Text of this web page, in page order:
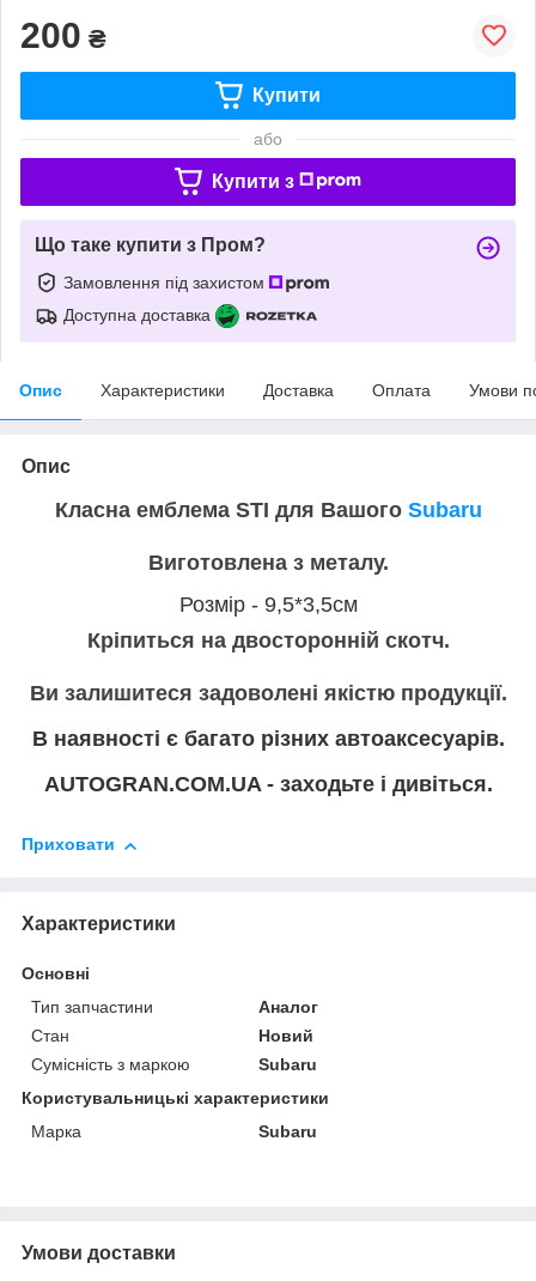
200 ₴
Купити
або
Купити з
Що таке купити з Пром?
Замовлення під захистом
Доступна доставка
Опис Характеристики Доставка Оплата Умови
Опис
Класна емблема STI для Вашого Subaru
Виготовлена з металу.
Розмір - 9,5*3,5см
Кріпиться на двосторонній скотч.
Ви залишитеся задоволені якістю продукції.
В наявності є багато різних автоаксесуарів.
AUTOGRAN.COM.UA - заходьте і дивіться.
Приховати
Характеристики
Основні
Тип запчастини
Аналог
Стан
Новий
Сумісність з маркою
Subaru
Користувальницькі характеристики
Марка
Subaru
Умови доставки